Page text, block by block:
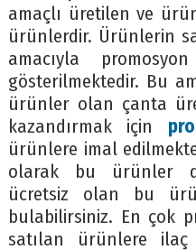
amaçlı üretilen ve
ürünlerdir. Ürünlerin
amacıyla
gösterilmektedir. Bu
ürünler olan çanta
kazandırmak için
ürünlere imal
olarak bu ürünler
ücretsiz olan bu
bulabilirsiniz. En çok
satılan ürünlere ilaç